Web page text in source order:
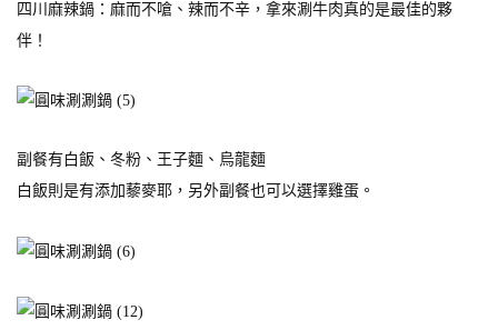
四川麻辣鍋：麻而不嗆、辣而不辛，拿來涮牛肉真的是最佳的夥
伴！
副餐有白飯、冬粉、王子麵、烏龍麵
白飯則是有添加藜麥耶，另外副餐也可以選擇雞蛋。